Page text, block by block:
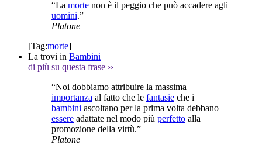
“La morte non è il peggio che può accadere agli
uomini.”
Platone
[Tag:morte]
La trovi in Bambini
di più su questa frase ››
“Noi dobbiamo attribuire la massima
importanza al fatto che le fantasie che i
bambini ascoltano per la prima volta debbano
essere adattate nel modo più perfetto alla
promozione della virtù.”
Platone